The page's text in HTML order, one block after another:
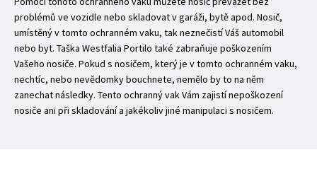
problémů ve vozidle nebo skladovat v garáži, bytě apod. Nosič,
umístěný v tomto ochranném vaku, tak neznečistí Váš automobil
nebo byt. Taška Westfalia Portilo také zabraňuje poškozením
Vašeho nosiče. Pokud s nosičem, který je v tomto ochranném vaku,
nechtíc, nebo nevědomky bouchnete, nemělo by to na něm
zanechat následky. Tento ochranný vak Vám zajistí nepoškození
nosiče ani při skladování a jakékoliv jiné manipulaci s nosičem.